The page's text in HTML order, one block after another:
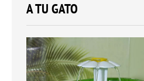
A TU GATO